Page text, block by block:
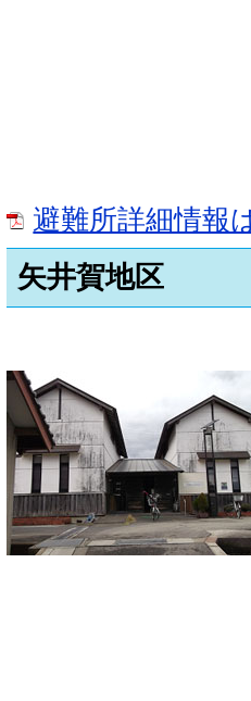
避難所詳細情報
矢井賀地区